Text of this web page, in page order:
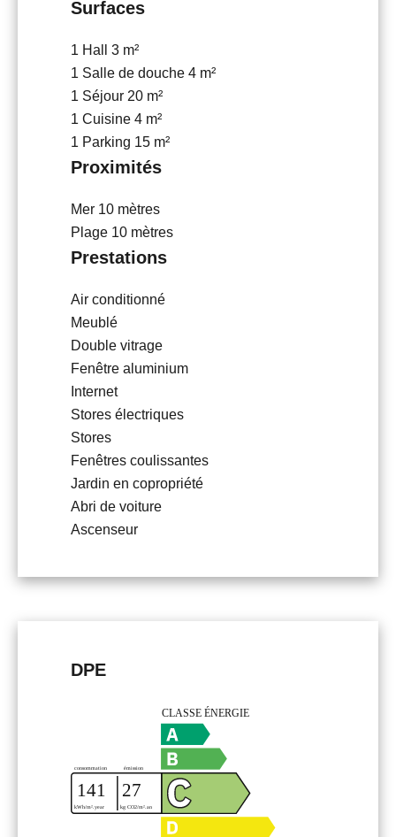
Surfaces
1 Hall 3 m²
1 Salle de douche 4 m²
1 Séjour 20 m²
1 Cuisine 4 m²
1 Parking 15 m²
Proximités
Mer 10 mètres
Plage 10 mètres
Prestations
Air conditionné
Meublé
Double vitrage
Fenêtre aluminium
Internet
Stores électriques
Stores
Fenêtres coulissantes
Jardin en copropriété
Abri de voiture
Ascenseur
DPE